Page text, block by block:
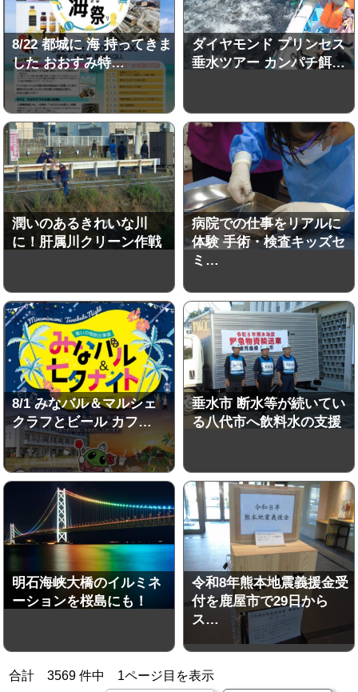
8/22 都城に 海 持ってきま
した おおすみ特…
ダイヤモンド プリンセス
垂水ツアー カンパチ餌…
潤いのあるきれいな川
に！肝属川クリーン作戦
病院での仕事をリアルに
体験 手術・検査キッズセ
ミ…
8/1 みなバル＆マルシェ
クラフとビール カフ…
垂水市 断水等が続いてい
る八代市へ飲料水の支援
明石海峡大橋のイルミネ
ーションを桜島にも！
令和8年熊本地震義援金受
付を鹿屋市で29日から
ス…
合計3569 件中 1ページ目を表示